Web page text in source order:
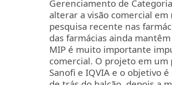
Gerenciamento de
alterar a visão comercial
pesquisa recente nas
das farmácias ainda
MIP é muito importante
comercial. O projeto em um
Sanofi e IQVIA e o objetivo